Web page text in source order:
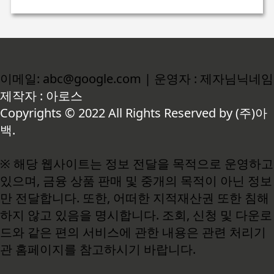
이메일: abc@google.com | 운영자 : 제자님닉네임
제작자 : 아로스
Copyrights © 2022 All Rights Reserved by (주)아
백.
※ 해당 웹사이트는 정보 전달을 목적으로 운영하고
있으며, 금융 상품 판매 및 중개의 목적이 아닌 정보
만 전달합니다. 또한, 어떠한 지적재산권 또한 침해
하지 않고 있음을 명시합니다. 조회, 신청 및 다운로
드와 같은 편의 서비스에 관한 내용은 관련 처리기
관 홈페이지를 참고하시기 바랍니다.